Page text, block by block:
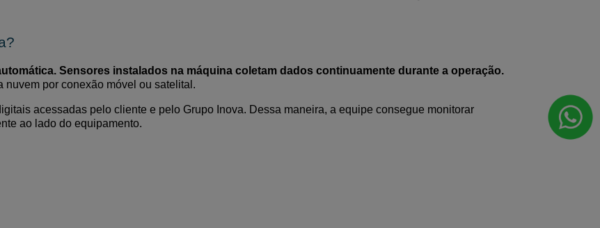
Sensores instalados na máquina coletam dados continuamente durante a operação.
nuvem por conexão móvel ou satelital.
acessadas pelo cliente e pelo Grupo Inova. Dessa maneira, a equipe consegue monitorar
ao lado do equipamento.